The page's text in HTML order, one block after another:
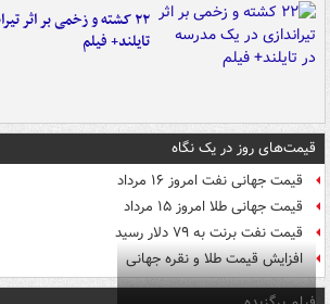
۲۲ کشته و زخمی بر اثر
تایلند+ فیلم
قیمت‌های روز در یک نگاه
قیمت جهانی نفت امروز ۱۶ مرداد
قیمت جهانی طلا امروز ۱۵ مرداد
قیمت نفت برنت به ۷۹ دلار رسید
افزایش قیمت طلا و نقره جهانی